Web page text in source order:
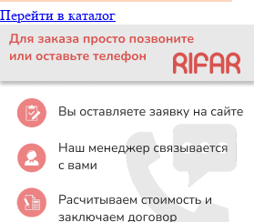
Перейти в каталог